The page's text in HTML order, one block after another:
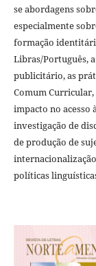
se abordagens
especialmente
formação
Libras/Português,
publicitário, as
Comum
impacto no acesso
investigação de
de produção de
políticas